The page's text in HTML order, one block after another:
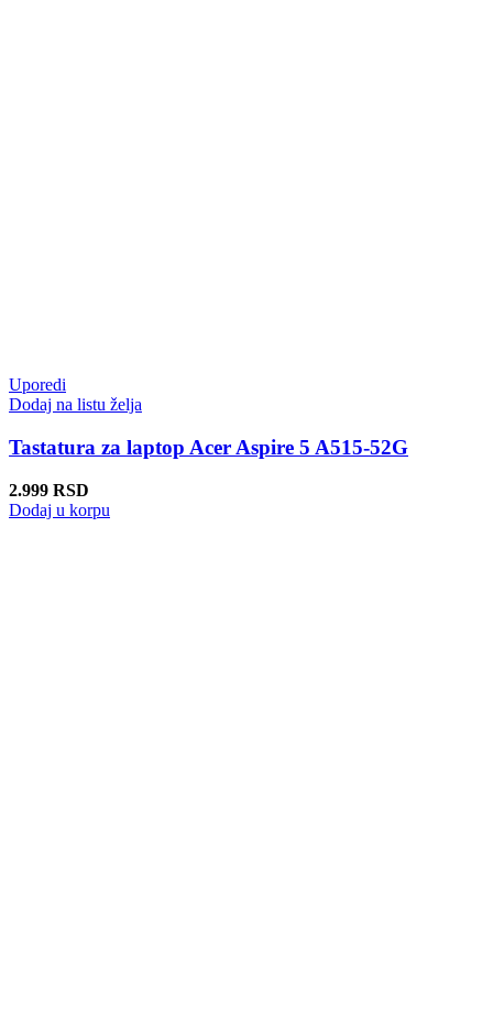
Uporedi
Dodaj na listu želja
Tastatura za laptop Acer Aspire 5 A515-52G
2.999 RSD
Dodaj u korpu